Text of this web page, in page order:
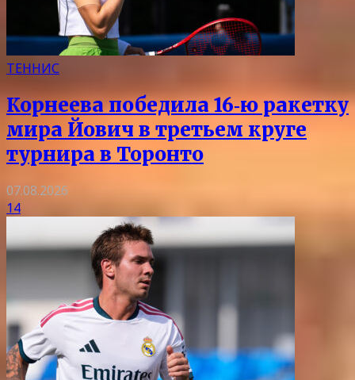
ТЕННИС
Корнеева победила 16‑ю ракетку
мира Йович в третьем круге
турнира в Торонто
07.08.2026
14